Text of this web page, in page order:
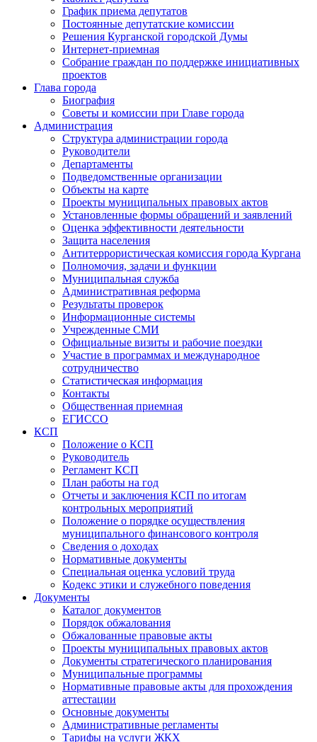
График приема депутатов
Постоянные депутатские комиссии
Решения Курганской городской Думы
Интернет-приемная
Собрание граждан по поддержке инициативных
проектов
Глава города
Биография
Советы и комиссии при Главе города
Администрация
Структура администрации города
Руководители
Департаменты
Подведомственные организации
Объекты на карте
Проекты муниципальных правовых актов
Установленные формы обращений и заявлений
Оценка эффективности деятельности
Защита населения
Антитеррористическая комиссия города Кургана
Полномочия, задачи и функции
Муниципальная служба
Административная реформа
Результаты проверок
Информационные системы
Учрежденные СМИ
Официальные визиты и рабочие поездки
Участие в программах и международное
сотрудничество
Статистическая информация
Контакты
Общественная приемная
ЕГИССО
КСП
Положение о КСП
Руководитель
Регламент КСП
План работы на год
Отчеты и заключения КСП по итогам
контрольных мероприятий
Положение о порядке осуществления
муниципального финансового контроля
Сведения о доходах
Нормативные документы
Специальная оценка условий труда
Кодекс этики и служебного поведения
Документы
Каталог документов
Порядок обжалования
Обжалованные правовые акты
Проекты муниципальных правовых актов
Документы стратегического планирования
Муниципальные программы
Нормативные правовые акты для прохождения
аттестации
Основные документы
Административные регламенты
Тарифы на услуги ЖКХ